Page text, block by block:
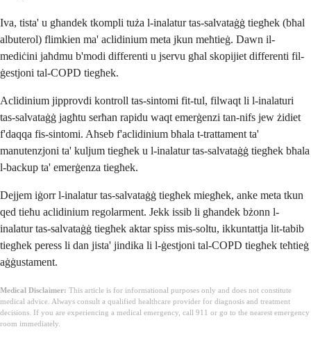
Iva, tista' u għandek tkompli tuża l-inalatur tas-salvataġġ tiegħek (bħal
albuterol) flimkien ma' aclidinium meta jkun meħtieġ. Dawn il-
mediċini jaħdmu b'modi differenti u jservu għal skopijiet differenti fil-
ġestjoni tal-COPD tiegħek.
Aclidinium jipprovdi kontroll tas-sintomi fit-tul, filwaqt li l-inalaturi
tas-salvataġġ jagħtu serħan rapidu waqt emerġenzi tan-nifs jew żidiet
f'daqqa fis-sintomi. Aħseb f'aclidinium bħala t-trattament ta'
manutenzjoni ta' kuljum tiegħek u l-inalatur tas-salvataġġ tiegħek bħala
l-backup ta' emerġenza tiegħek.
Dejjem iġorr l-inalatur tas-salvataġġ tiegħek miegħek, anke meta tkun
qed tieħu aclidinium regolarment. Jekk issib li għandek bżonn l-
inalatur tas-salvataġġ tiegħek aktar spiss mis-soltu, ikkuntattja lit-tabib
tiegħek peress li dan jista' jindika li l-ġestjoni tal-COPD tiegħek teħtieġ
aġġustament.
Medical Disclaimer: This article is for informational purposes only and does not constitute
medical advice. Always consult a qualified healthcare provider for diagnosis and treatment
decisions. If you are experiencing a medical emergency, call 911 or go to the nearest emergency
room immediately.